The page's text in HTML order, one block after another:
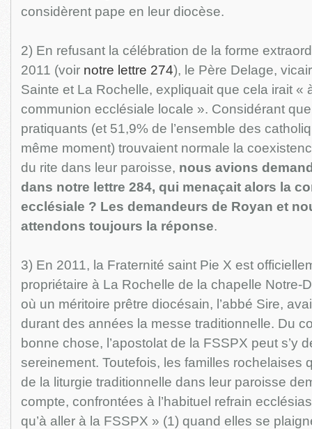
considèrent pape en leur diocèse.
2) En refusant la célébration de la forme
2011 (voir notre lettre 274), le Père Delage,
Sainte et La Rochelle, expliquait que cela irait «
communion ecclésiale locale ». Considérant
pratiquants (et 51,9% de l’ensemble des
même moment) trouvaient normale la
du rite dans leur paroisse, nous avions
dans notre lettre 284, qui menaçait alors la
ecclésiale ? Les demandeurs de Royan et
attendons toujours la réponse.
3) En 2011, la Fraternité saint Pie X est
propriétaire à La Rochelle de la chapelle Notre-
où un méritoire prêtre diocésain, l’abbé Sire,
durant des années la messe traditionnelle. Du
bonne chose, l’apostolat de la FSSPX peut s’y
sereinement. Toutefois, les familles rochelaises
de la liturgie traditionnelle dans leur paroisse
compte, confrontées à l’habituel refrain
qu’à aller à la FSSPX » (1) quand elles se